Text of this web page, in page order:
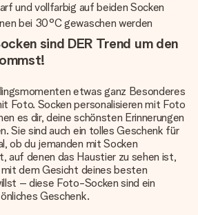
und vollfarbig auf beiden Socken
bei 30°C gewaschen werden
sind DER Trend um den
etwas ganz Besonderes
Foto. Socken personalisieren mit Foto
es dir, deine schönsten Erinnerungen
Sie sind auch ein tolles Geschenk für
ob du jemanden mit Socken
auf denen das Haustier zu sehen ist,
dem Gesicht deines besten
– diese Foto-Socken sind ein
Geschenk.